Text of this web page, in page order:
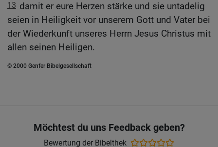
13 damit er eure Herzen stärke und sie untadelig
seien in Heiligkeit vor unserem Gott und Vater bei
der Wiederkunft unseres Herrn Jesus Christus mit
allen seinen Heiligen.
© 2000 Genfer Bibelgesellschaft
Möchtest du uns Feedback geben?
Bewertung der Bibelthek